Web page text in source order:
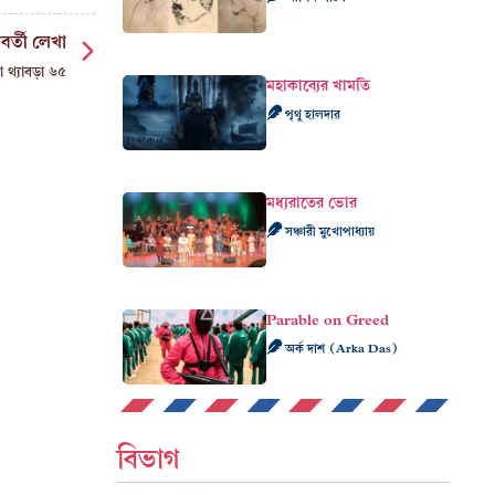
লেখা
থ্যাবড়া ৬৫
মহাকাব্যের খামতি
পৃথু হালদার
মধ্যরাতের ভোর
সঞ্চারী মুখোপাধ্যায়
Parable on Greed
অর্ক দাশ (Arka Das)
বিভাগ